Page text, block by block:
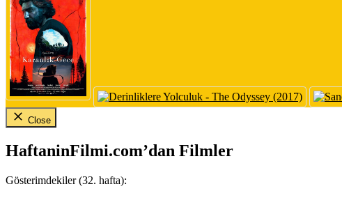
Close
HaftaninFilmi.com’dan Filmler
Gösterimdekiler (32. hafta):